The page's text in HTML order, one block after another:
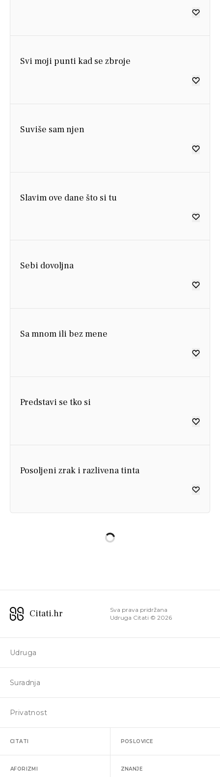
Svi moji punti kad se zbroje
Suviše sam njen
Slavim ove dane što si tu
Sebi dovoljna
Sa mnom ili bez mene
Predstavi se tko si
Posoljeni zrak i razlivena tinta
Citati.hr
Sva prava pridržana
Udruga Citati © 2026
Udruga
Suradnja
Privatnost
CITATI POSLOVICE
AFORIZMI ZNANJE